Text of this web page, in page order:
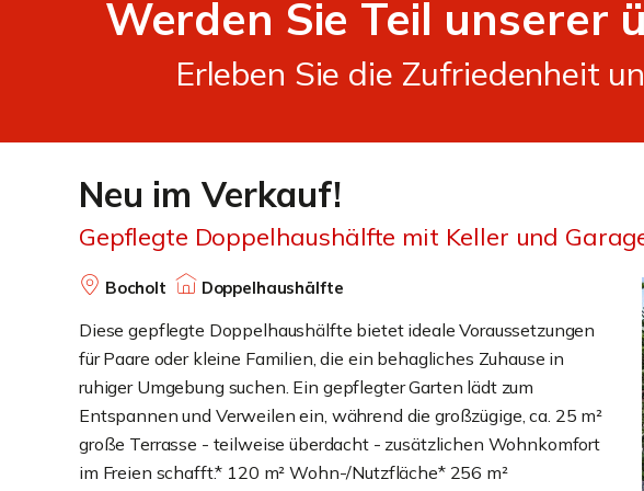
Werden Sie Teil unserer
Erleben Sie die Zufriedenheit
Neu im Verkauf!
Gepflegte Doppelhaushälfte mit Keller und
Bocholt Doppelhaushälfte
Diese gepflegte Doppelhaushälfte bietet ideale Voraussetzungen
für Paare oder kleine Familien, die ein behagliches Zuhause in
ruhiger Umgebung suchen. Ein gepflegter Garten lädt zum
Entspannen und Verweilen ein, während die großzügige, ca. 25 m²
große Terrasse - teilweise überdacht - zusätzlichen Wohnkomfort
im Freien schafft.* 120 m² Wohn-/Nutzfläche* 256 m²